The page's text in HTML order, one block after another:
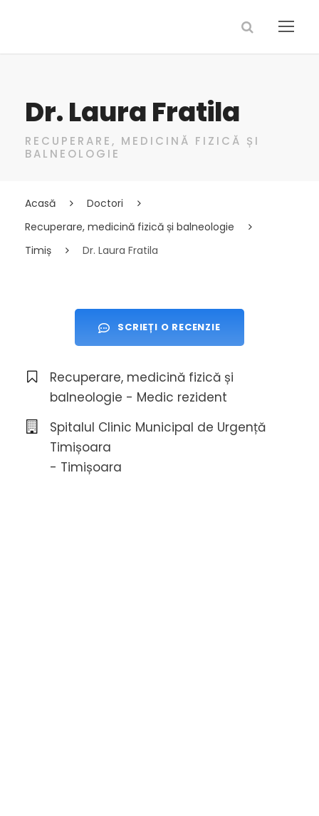
Dr. Laura Fratila
RECUPERARE, MEDICINĂ FIZICĂ ȘI
BALNEOLOGIE
Acasă
Doctori
Recuperare, medicină fizică și balneologie
Timiș
Dr. Laura Fratila
SCRIEȚI O RECENZIE
Recuperare, medicină fizică și
balneologie - Medic rezident
Spitalul Clinic Municipal de Urgență
Timișoara
- Timișoara